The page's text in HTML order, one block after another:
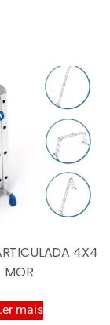
4X4
MOR
mais